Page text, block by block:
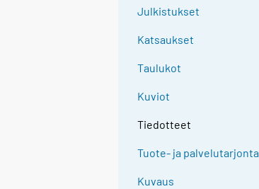
Julkistukset
Katsaukset
Taulukot
Kuviot
Tiedotteet
Tuote- ja palvelutarjonta
Kuvaus